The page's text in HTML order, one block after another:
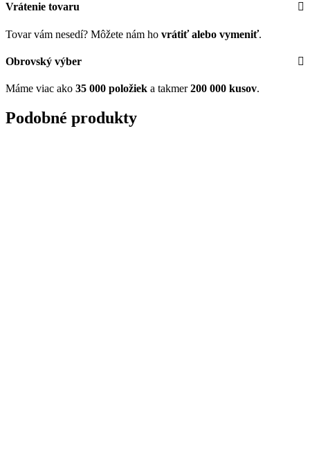
Vrátenie tovaru
Tovar vám nesedí? Môžete nám ho vrátiť alebo vymeniť.
Obrovský výber
Máme viac ako 35 000 položiek a takmer200 000 kusov.
Podobné produkty